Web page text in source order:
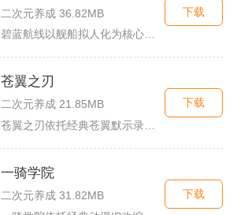
二次元养成 36.82MB
碧蓝航线以舰船拟人化为核心载体，将各类历史战舰塑造成风格各异...
下载
苍翼之刃
二次元养成 21.85MB
苍翼之刃依托经典苍翼默示录IP打造横版指尖格斗手游，完整收录...
下载
一骑学院
二次元养成 31.82MB
下载